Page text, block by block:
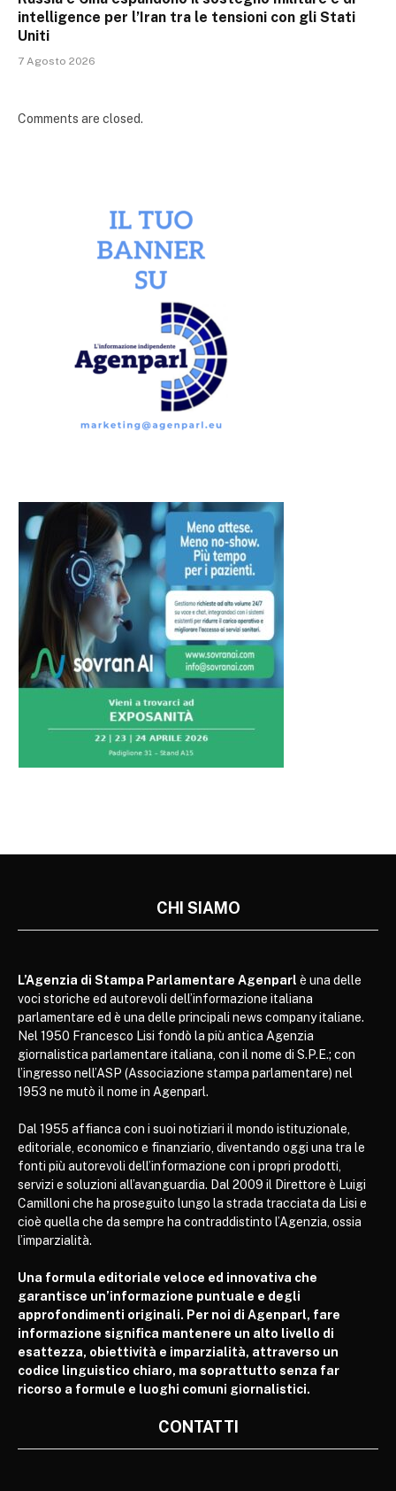
intelligence per l’Iran tra le tensioni con gli Stati
Uniti
7 Agosto 2026
Comments are closed.
CHI SIAMO
L’Agenzia di Stampa Parlamentare Agenparl è una delle
voci storiche ed autorevoli dell’informazione italiana
parlamentare ed è una delle principali news company italiane.
Nel 1950 Francesco Lisi fondò la più antica Agenzia
giornalistica parlamentare italiana, con il nome di S.P.E.; con
l’ingresso nell’ASP (Associazione stampa parlamentare) nel
1953 ne mutò il nome in Agenparl.
Dal 1955 affianca con i suoi notiziari il mondo istituzionale,
editoriale, economico e finanziario, diventando oggi una tra le
fonti più autorevoli dell’informazione con i propri prodotti,
servizi e soluzioni all’avanguardia. Dal 2009 il Direttore è Luigi
Camilloni che ha proseguito lungo la strada tracciata da Lisi e
cioè quella che da sempre ha contraddistinto l’Agenzia, ossia
l’imparzialità.
Una formula editoriale veloce ed innovativa che
garantisce un’informazione puntuale e degli
approfondimenti originali. Per noi di Agenparl, fare
informazione significa mantenere un alto livello di
esattezza, obiettività e imparzialità, attraverso un
codice linguistico chiaro, ma soprattutto senza far
ricorso a formule e luoghi comuni giornalistici.
CONTATTI